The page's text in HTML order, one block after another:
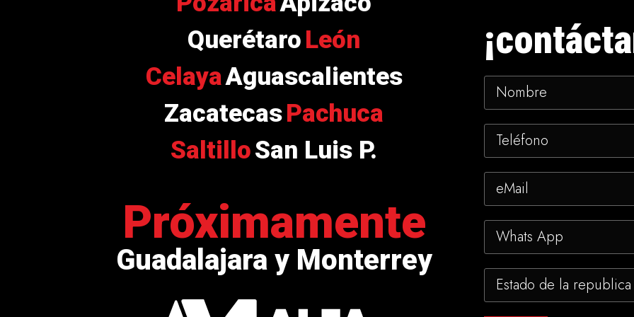
QuerétaroLeón
CelayaAguascalientes
ZacatecasPachuca
SaltilloSan Luis P.
Próximamente
Guadalajara y Monterrey